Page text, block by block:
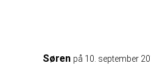
Søren på 10. september